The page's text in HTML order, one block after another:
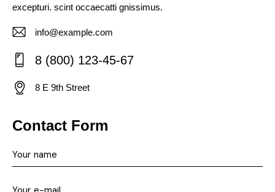
excepturi. scint occaecatti gnissimus.
E-
m
ail:
info@example.com
Ph
on
8 (800) 123-45-67
dr
s:
8 E 9th Street
Contact Form